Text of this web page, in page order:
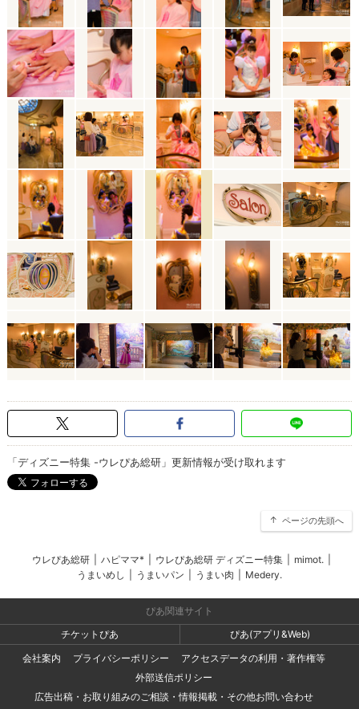
「ディズニー特集 -ウレぴあ総研」更新情報が受け取れます
ページの先頭へ
ウレぴあ総研 ハピママ* ウレぴあ総研 ディズニー特集 mimot.
うまいめし
うまいパン うまい肉 Medery.
ぴあ関連サイト
チケットぴあ
ぴあ(アプリ&Web)
会社案内
プライバシーポリシー
アクセスデータの利用・著作権等
外部送信ポリシー
広告出稿・お取り組みのご相談・情報掲載・その他お問い合わせ